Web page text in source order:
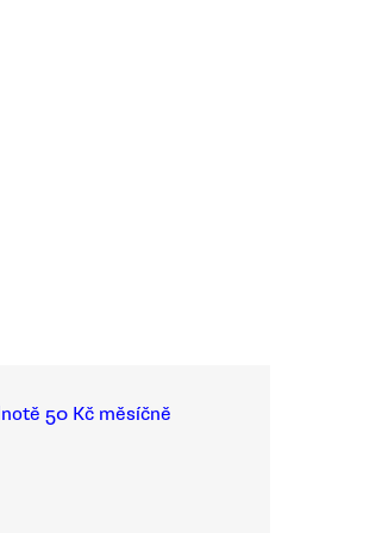
50 Kč měsíčně